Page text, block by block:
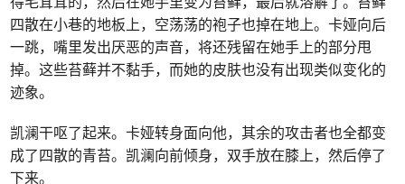
四散在小巷的地板上，空荡荡的袍子也掉在地上。卡娅向后
一跳，嘴里发出厌恶的声音，将还残留在她手上的部分甩
掉。这些苔藓并不黏手，而她的皮肤也没有出现类似变化的
迹象。
凯澜干呕了起来。卡娅转身面向他，其余的攻击者也全都变
成了四散的青苔。凯澜向前倾身，双手放在膝上，然后停了
下来。